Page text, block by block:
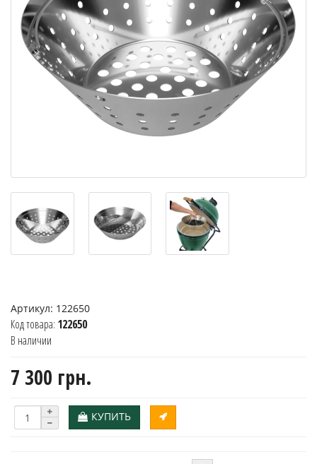
Артикул: 122650
Код товара: 122650
В наличии
7 300 грн.
КУПИТЬ